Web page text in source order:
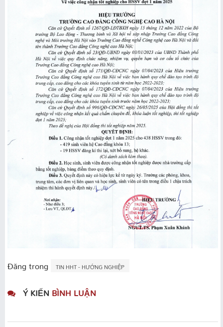
Đăng trong TIN HHT - HƯỚNG NGHIỆP
Ý KIẾN BÌNH LUẬN